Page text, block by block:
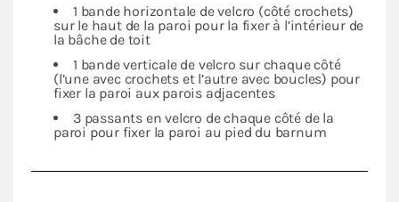
1 bande horizontale de velcro (côté crochets)
sur le haut de la paroi pour la fixer à l’intérieur de
la bâche de toit
1 bande verticale de velcro sur chaque côté
(l’une avec crochets et l’autre avec boucles) pour
fixer la paroi aux parois adjacentes
3 passants en velcro de chaque côté de la
paroi pour fixer la paroi au pied du barnum